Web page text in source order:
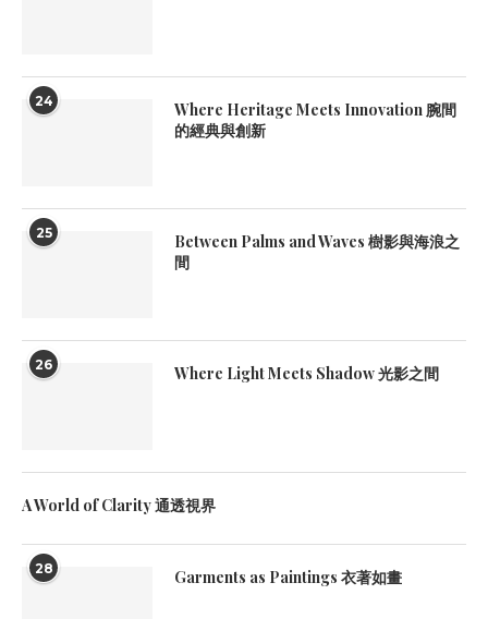
24
Where Heritage Meets Innovation 腕間
的經典與創新
25
Between Palms and Waves 樹影與海浪之
間
26 Where Light Meets Shadow 光影之間
A World of Clarity 通透視界
28 Garments as Paintings 衣著如畫